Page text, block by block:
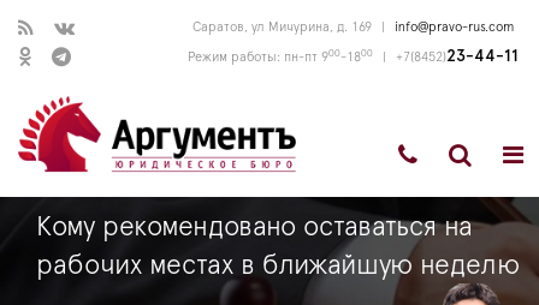
Саратов, ул Мичурина, д. 169 info@pravo-rus.com
Режим работы: пн-пт 900-1800 +7(8452)23-44-11
Кому рекомендовано оставаться на
рабочих местах в ближайшую неделю